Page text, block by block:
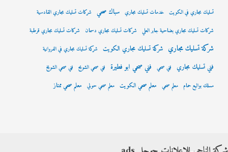
تسليك مجاري في الكويت خدمات تسليك مجاري سباك صحي شركات تسليك مجاري القادسية
شركات تسليك مجاري بضاحية جابر العلي شركات تسليك مجاري دسمان شركات تسليك مجاري قرطبة
شركة تسليك مجاري شركة تسليك مجاري الكويت شركة تسليك مجاري في الفروانية
فني تسليك مجاري فني صحي فني صحي ابو فطيرة فني صحي الشويح فني صحي الشويخ
مسلك بواليع حمام معلم صحي معلم صحي الكويت معلم صحي حولي معلم صحي ممتاز